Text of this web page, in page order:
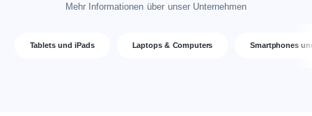
Mehr Informationen über unser Unternehmen
Tablets und iPads Laptops & Computers Smartphones